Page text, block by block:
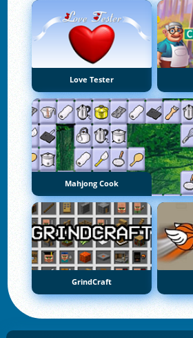
Love Tester
Mahjong Cook
GrindCraft